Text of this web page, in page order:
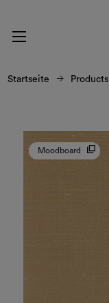
Startseite Products
Moodboard